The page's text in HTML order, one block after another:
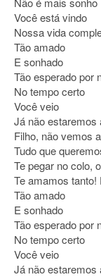
Você está vindo
Nossa vida
Tão amado
E sonhado
Tão esperado por
No tempo certo
Você veio
Já não estaremos
Filho, não vemos
Tudo que
Te pegar no colo,
Te amamos
Tão amado
E sonhado
Tão esperado por
No tempo certo
Você veio
Já não estaremos